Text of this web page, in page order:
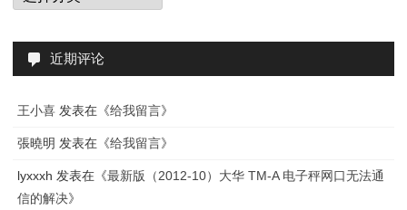
解
决
因
近期评论
王小喜 发表在《给我留言》
張曉明 发表在《给我留言》
lyxxxh 发表在《最新版（2012-10）大华 TM-A 电子秤网口无法通
信的解决》